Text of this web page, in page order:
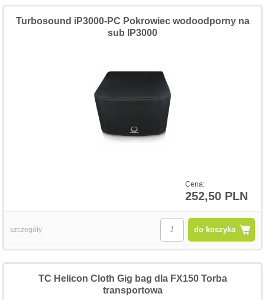
Cena:
252,50 PLN
Turbosound iP3000-PC Pokrowiec wodoodporny na
sub IP3000
do koszyka
szczegóły
TC Helicon Cloth Gig bag dla FX150 Torba
transportowa